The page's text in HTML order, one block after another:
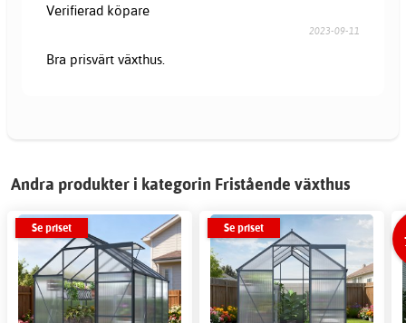
Verifierad köpare
2023-09-11
Bra prisvärt växthus.
Andra produkter i kategorin Fristående växthus
Se priset Se priset